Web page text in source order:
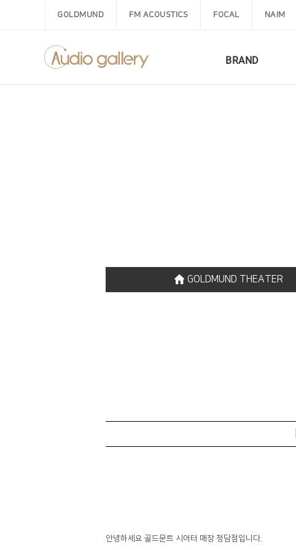
GOLDMUND FM ACOUSTICS FOCAL NAIM
BRAND
GOLDMUND THEATER
안녕하세요 골드문트 시어터 매장 청담점입니다.